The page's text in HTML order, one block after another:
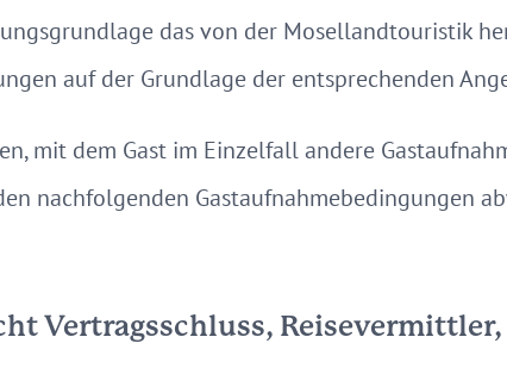
das von der Mosellandtouristik
auf der Grundlage der entsprechenden
mit dem Gast im Einzelfall andere
nachfolgenden Gastaufnahmebedingungen
Vertragsschluss, Reisevermittler,